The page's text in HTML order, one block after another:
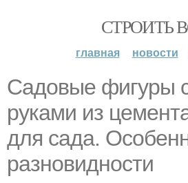
СТРОИТЬ
главная новости
Садовые фигуры
руками из
для сада.
разновидности